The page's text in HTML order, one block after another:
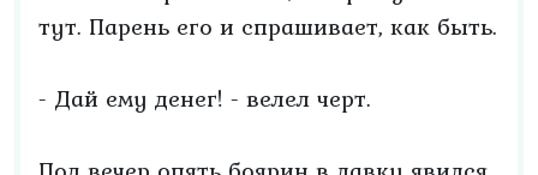
тут. Парень его и спрашивает, как быть.
- Дай ему денег! - велел черт.